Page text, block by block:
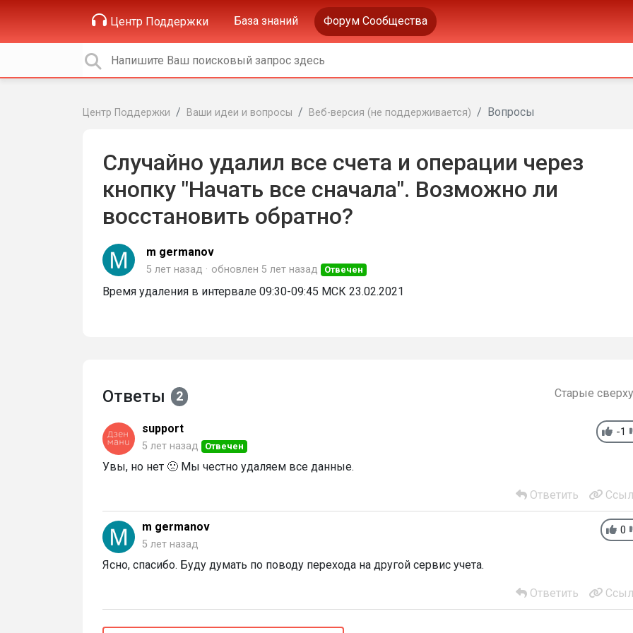
Центр Поддержки База знаний Форум Сообщества
Центр Поддержки Ваши идеи и вопросы Веб-версия (не поддерживается) Вопросы
Случайно удалил все счета и операции через
кнопку "Начать все сначала". Возможно ли
восстановить обратно?
m germanov
5 лет назад обновлен 5 лет назад Отвечен
Время удаления в интервале 09:30-09:45 МСК 23.02.2021
Ответы 2 Старые сверху
-1
support
5 лет назад Отвечен
Увы, но нет 🙁 Мы честно удаляем все данные.
Ответить
0
m germanov
5 лет назад
Ясно, спасибо. Буду думать по поводу перехода на другой сервис учета.
Ответить